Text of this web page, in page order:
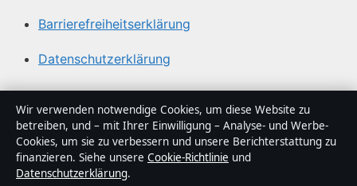
Barrierefreiheitserklärung
Datenschutzerklärung
Über Medienlinker in Kürze
Medienlinker ist ein unabhängiger digitaler
Nachrichtenanbieter mit Fokus auf Politik, Wirtschaft,
Technik und Gesellschaft in Deutschland. Jeder Artikel
Wir verwenden notwendige Cookies, um diese Website zu
betreiben, und – mit Ihrer Einwilligung – Analyse- und Werbe-
Cookies, um sie zu verbessern und unsere Berichterstattung zu
finanzieren. Siehe unsere Cookie-Richtlinie und
Datenschutzerklärung.